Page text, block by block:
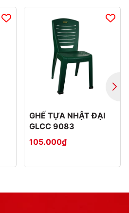
GHẾ TỰA NHẬT ĐẠI
GLCC 9083
105.000₫